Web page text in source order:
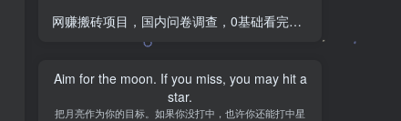
网赚搬砖项目，国内问卷调查，0基础看完就会，一天轻松三四百，靠谱副业干就完了
Only difficult to make people show their true
colors.
只有困难才能使人显出自己的本色